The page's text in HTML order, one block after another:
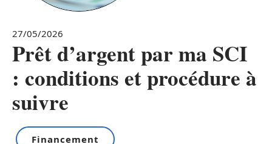
27/05/2026
Prêt d’argent par ma SCI
: conditions et procédure à
suivre
Financement